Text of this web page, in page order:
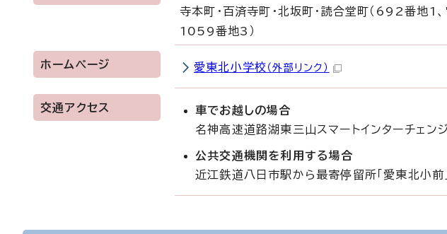
寺本町・百済寺町・北坂町・読合堂町（692番
1059番地3）
ホームページ 愛東北小学校 （外部リンク）
交通アクセス
車でお越しの場合
名神高速道路湖東三山スマートインターチェン
公共交通機関を利用する場合
近江鉄道八日市駅から最寄停留所「愛東北小前